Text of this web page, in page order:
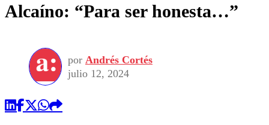
Alcaíno: “Para ser honesta…”
por Andrés Cortés
julio 12, 2024